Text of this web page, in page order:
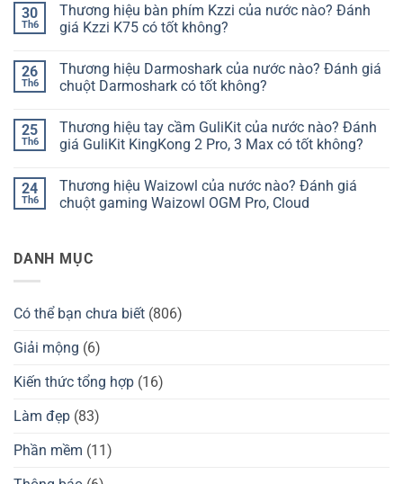
bình
luận
ở
bàn
phím
Chilkey
nào?
Đánh
giá
có
tốt
không?
30
Th6
Thương hiệu bàn phím Kzzi của nước nào? Đánh
giá Kzzi K75 có tốt không?
bình
luận
ở
bàn
phím
Kzzi
nào?
Đánh
giá
tốt
không?
26
Th6
Thương hiệu Darmoshark của nước nào? Đánh giá
chuột Darmoshark có tốt không?
bình
luận
ở
Darmoshark
của
nước
chuột
Darmoshark
25
Th6
Thương hiệu tay cầm GuliKit của nước nào? Đánh
giá GuliKit KingKong 2 Pro, 3 Max có tốt không?
bình
luận
ở
cầm
GuliKit
Đánh
KingKong
3
tốt
24
Th6
Thương hiệu Waizowl của nước nào? Đánh giá
chuột gaming Waizowl OGM Pro, Cloud
luận
ở
của
Đánh
gaming
OGM
Pro,
DANH MỤC
Có thể bạn chưa biết (806)
Giải mộng (6)
Kiến thức tổng hợp (16)
Làm đẹp (83)
Phần mềm (11)